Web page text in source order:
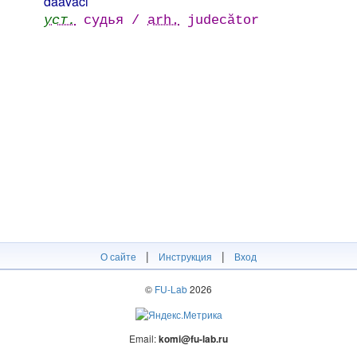
уст. судья / arh. judecător
О сайте | Инструкция | Вход
© FU-Lab2026
Email:komi@fu-lab.ru